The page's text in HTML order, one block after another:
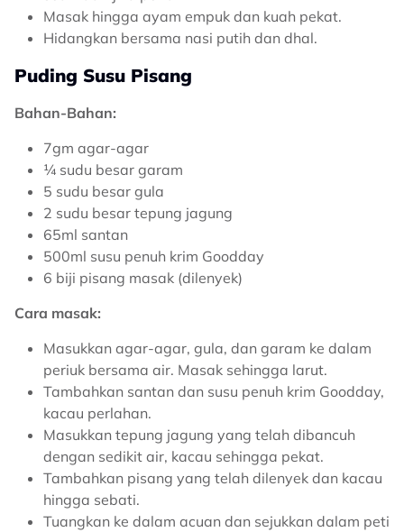
Masak hingga ayam empuk dan kuah pekat.
Hidangkan bersama nasi putih dan dhal.
Puding Susu Pisang
Bahan-Bahan:
7gm agar-agar
¼ sudu besar garam
5 sudu besar gula
2 sudu besar tepung jagung
65ml santan
500ml susu penuh krim Goodday
6 biji pisang masak (dilenyek)
Cara masak:
Masukkan agar-agar, gula, dan garam ke dalam
periuk bersama air. Masak sehingga larut.
Tambahkan santan dan susu penuh krim Goodday,
kacau perlahan.
Masukkan tepung jagung yang telah dibancuh
dengan sedikit air, kacau sehingga pekat.
Tambahkan pisang yang telah dilenyek dan kacau
hingga sebati.
Tuangkan ke dalam acuan dan sejukkan dalam peti